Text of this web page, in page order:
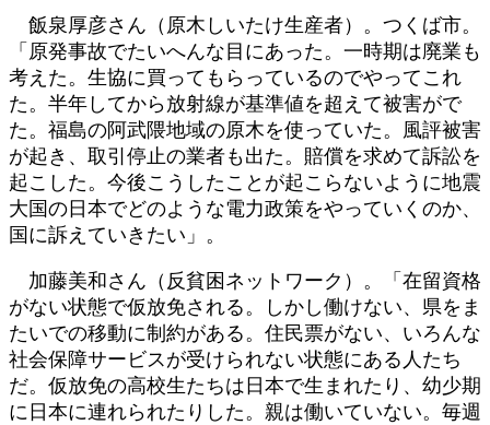
飯泉厚彦さん（原木しいたけ生産者）。つくば市。
「原発事故でたいへんな目にあった。一時期は廃業も
考えた。生協に買ってもらっているのでやってこれ
た。半年してから放射線が基準値を超えて被害がで
た。福島の阿武隈地域の原木を使っていた。風評被害
が起き、取引停止の業者も出た。賠償を求めて訴訟を
起こした。今後こうしたことが起こらないように地震
大国の日本でどのような電力政策をやっていくのか、
国に訴えていきたい」。
加藤美和さん（反貧困ネットワーク）。「在留資格
がない状態で仮放免される。しかし働けない、県をま
たいでの移動に制約がある。住民票がない、いろんな
社会保障サービスが受けられない状態にある人たち
だ。仮放免の高校生たちは日本で生まれたり、幼少期
に日本に連れられたりした。親は働いていない。毎週